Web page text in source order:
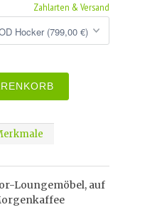
Zahlarten & Versand
Loungemöbel, auf